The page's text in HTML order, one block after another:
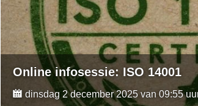
Online infosessie: ISO 14001
dinsdag 2 december 2025 van 09:55